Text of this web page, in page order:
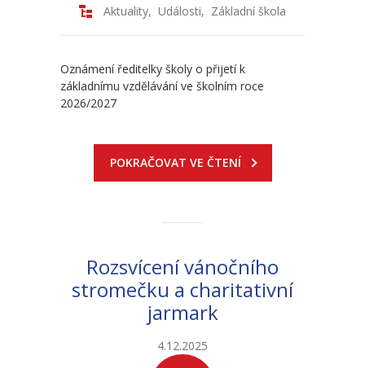
Aktuality, Události, Základní škola
Oznámení ředitelky školy o přijetí k
základnímu vzdělávání ve školním roce
2026/2027
POKRAČOVAT VE ČTENÍ
Rozsvícení vánočního
stromečku a charitativní
jarmark
4.12.2025